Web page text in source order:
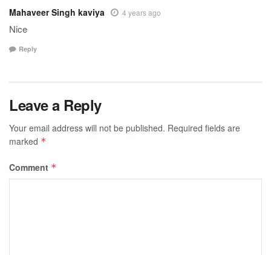
Mahaveer Singh kaviya 4 years ago
Nice
Reply
Leave a Reply
Your email address will not be published. Required fields are
marked *
Comment *